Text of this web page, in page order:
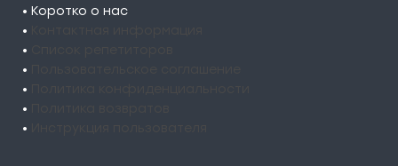
• Коротко о нас
•
•
•
•
•
•